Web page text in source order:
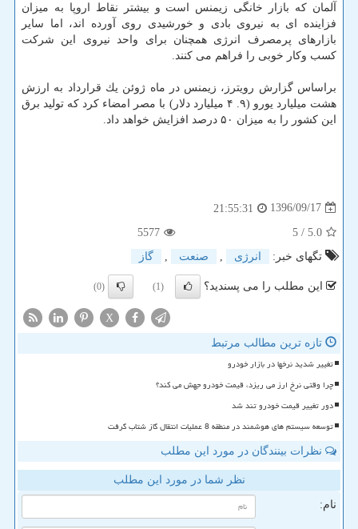
آلمان كه بازار خانگی زیمنس است و بیشتر نقاط اروپا به میزان
فزاینده ای به نیروی بادی و خورشیدی روی آورده اند، اما سایر
بازارهای پرمصرف انرژی همچنان برای واحد نیروی این شركت
كسب وكار خوبی را فراهم می كنند.
براساس گزارش رویترز، زیمنس در ماه ژوئن یك قرارداد به ارزش
هشت میلیارد یورو (۹. ۴ میلیارد دلار) با مصر امضاء كرد كه تولید برق
این كشور را به میزان ۵۰ درصد افزایش خواهد داد.
1396/09/17
21:55:31
5.0
/ 5
5577
تگهای خبر:
انرژی صنعت گاز
این مطلب را می پسندید؟ (1)
(0)
X
تازه ترین مطالب مرتبط
تغییر شدید نرخها در بازار خودرو
چرا وقتی نرخ ارز می ریزد، قیمت خودرو جهش می کند؟
دور تغییر قیمت خودرو تند شد
توسعه سیستم های هوشمند در منطقه 8 عملیات انتقال گاز شتاب گرفت
نظرات بینندگان در مورد این مطلب
نظر شما در مورد این مطلب
نام: